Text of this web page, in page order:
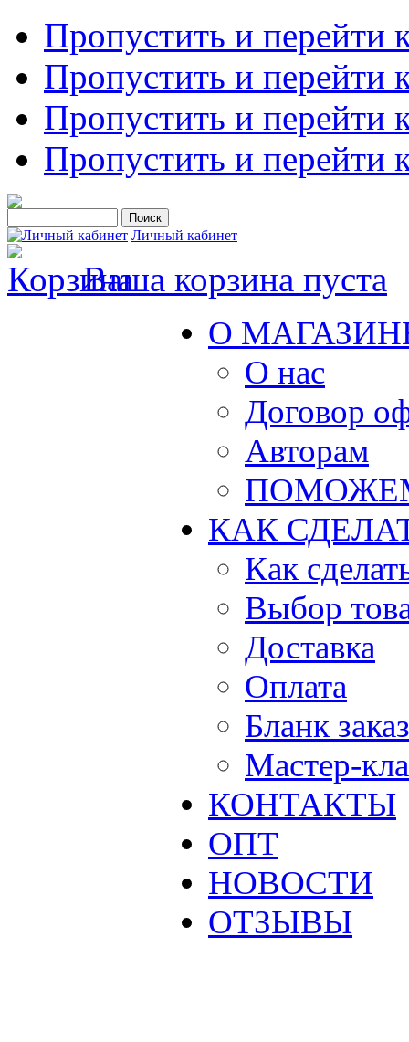
Пропустить и перейти
Пропустить и перейти
Пропустить и перейти
Пропустить и перейти
Личный кабинет
Ваша корзина пуста
О
О нас
Договор
Авторам
КАК
Как
Выбор
Доставка
Оплата
Бланк
Мастер-
КОНТАКТЫ
ОПТ
НОВОСТИ
ОТЗЫВЫ